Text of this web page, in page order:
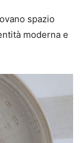
spazio
moderna e